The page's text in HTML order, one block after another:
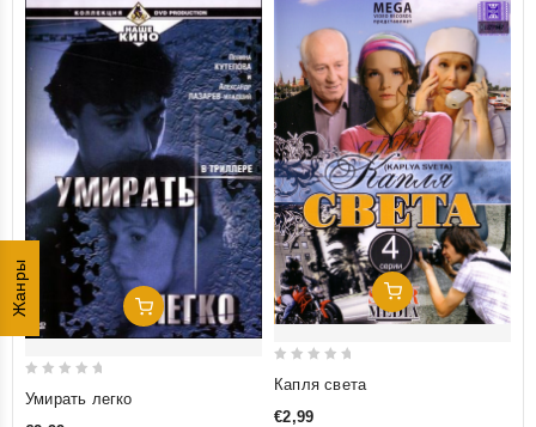
Жанры Добавить В Корзину
Умирать легко
Добавить В Корзину
of
Капля света
€2,99